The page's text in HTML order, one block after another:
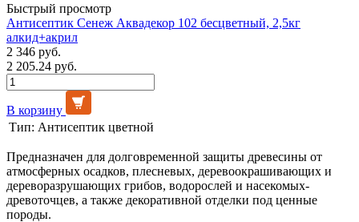
Быстрый просмотр
Антисептик Сенеж Аквадекор 102 бесцветный, 2,5кг
алкид+акрил
2 346 руб.
2 205.24 руб.
В корзину
Тип: Антисептик цветной
Предназначен для долговременной защиты древесины от
атмосферных осадков, плесневых, деревоокрашивающих и
дереворазрушающих грибов, водорослей и насекомых-
древоточцев, а также декоративной отделки под ценные
породы.